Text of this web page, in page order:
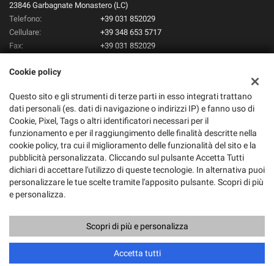
23846 Garbagnate Monastero (LC)
Telefono:
+39 031 852029
Cellulare:
+39 348 653 5717
Fax:
+39 031 852029
Indicazioni stradali
Dati fiscali:
Tentorio Auto Srl
Strada Statale 36 Km 36, 4, Garbagnate Monastero (LC)
C.F/P.IVA:01987430137
Registro delle imprese:LC
Copyright © 2026 GestionaleAuto.com S.r.l., Tutti i diritti riservati -
Leggi l'informativa sulla privacy-Cookie Policy
GestionaleAuto.com
Cookie policy
Questo sito e gli strumenti di terze parti in esso integrati trattano
dati personali (es. dati di navigazione o indirizzi IP) e fanno uso di
Cookie, Pixel, Tags o altri identificatori necessari per il
funzionamento e per il raggiungimento delle finalità descritte nella
cookie policy, tra cui il miglioramento delle funzionalità del sito e la
pubblicità personalizzata. Cliccando sul pulsante Accetta Tutti
dichiari di accettare l'utilizzo di queste tecnologie. In alternativa puoi
personalizzare le tue scelte tramite l'apposito pulsante. Scopri di più
e personalizza.
Scopri di più e personalizza
Accetta tutti